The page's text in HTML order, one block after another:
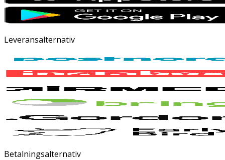
Leveransalternativ
Betalningsalternativ